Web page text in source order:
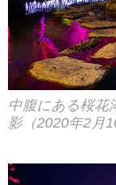
中腹にある桜花
影（2020年2月